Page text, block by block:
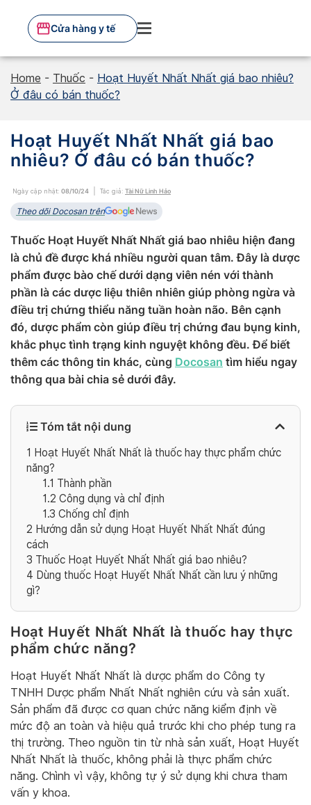
content
Cửa hàng y tế
Home - Thuốc - Hoạt Huyết Nhất Nhất giá bao nhiêu?
Ở đâu có bán thuốc?
Hoạt Huyết Nhất Nhất giá bao
nhiêu? Ở đâu có bán thuốc?
Ngày cập nhật: 08/10/24 Tác giả: Tài Nữ Linh Hảo
Theo dõi Docosan trên
Thuốc Hoạt Huyết Nhất Nhất giá bao nhiêu hiện đang
là chủ đề được khá nhiều người quan tâm. Đây là dược
phẩm được bào chế dưới dạng viên nén với thành
phần là các dược liệu thiên nhiên giúp phòng ngừa và
điều trị chứng thiểu năng tuần hoàn não. Bên cạnh
đó, dược phẩm còn giúp điều trị chứng đau bụng kinh,
khắc phục tình trạng kinh nguyệt không đều. Để biết
thêm các thông tin khác, cùng Docosan tìm hiểu ngay
thông qua bài chia sẻ dưới đây.
Tóm tắt nội dung
1 Hoạt Huyết Nhất Nhất là thuốc hay thực phẩm chức
năng?
1.1 Thành phần
1.2 Công dụng và chỉ định
1.3 Chống chỉ định
2 Hướng dẫn sử dụng Hoạt Huyết Nhất Nhất đúng
cách
3 Thuốc Hoạt Huyết Nhất Nhất giá bao nhiêu?
4 Dùng thuốc Hoạt Huyết Nhất Nhất cần lưu ý những
gì?
Hoạt Huyết Nhất Nhất là thuốc hay thực
phẩm chức năng?
Hoạt Huyết Nhất Nhất là dược phẩm do Công ty
TNHH Dược phẩm Nhất Nhất nghiên cứu và sản xuất.
Sản phẩm đã được cơ quan chức năng kiểm định về
mức độ an toàn và hiệu quả trước khi cho phép tung ra
thị trường. Theo nguồn tin từ nhà sản xuất, Hoạt Huyết
Nhất Nhất là thuốc, không phải là thực phẩm chức
năng. Chình vì vậy, không tự ý sử dụng khi chưa tham
vấn y khoa.